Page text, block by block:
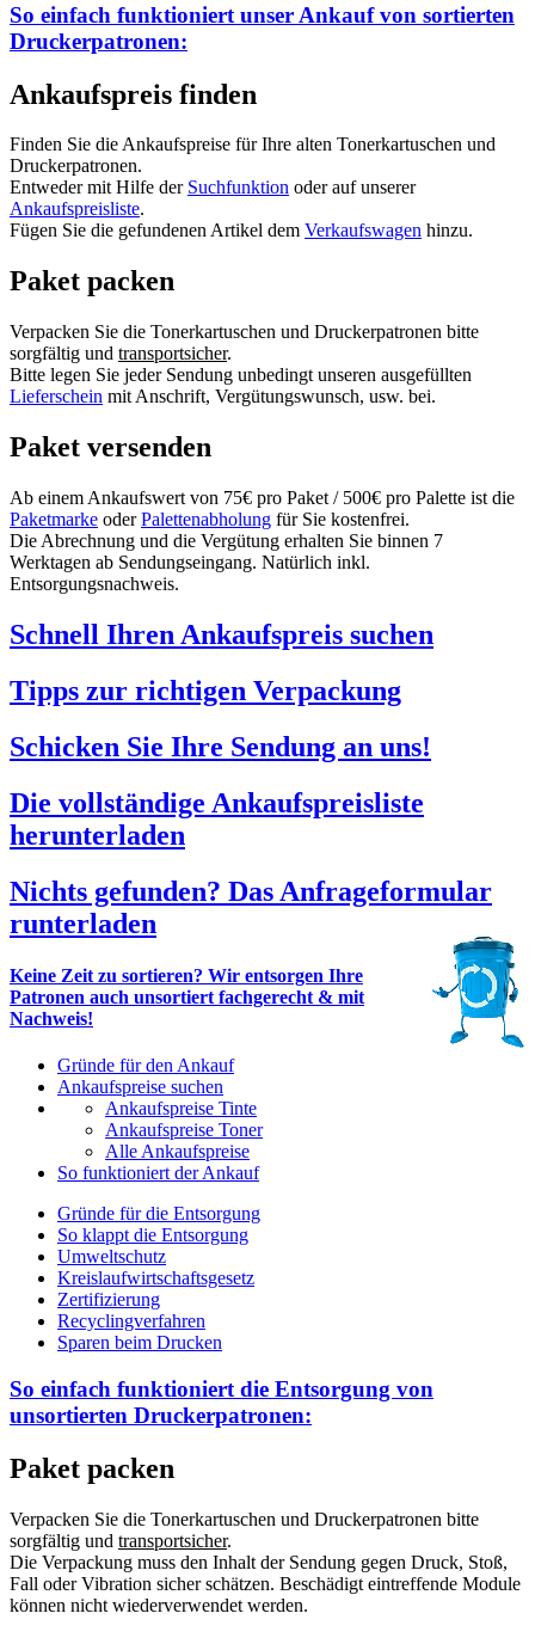
So einfach funktioniert unser Ankauf von sortierten
Druckerpatronen:
Ankaufspreis finden
Finden Sie die Ankaufspreise für Ihre alten Tonerkartuschen und
Druckerpatronen.
Entweder mit Hilfe der Suchfunktion oder auf unserer
Ankaufspreisliste.
Fügen Sie die gefundenen Artikel dem Verkaufswagen hinzu.
Paket packen
Verpacken Sie die Tonerkartuschen und Druckerpatronen bitte
sorgfältig und transportsicher.
Bitte legen Sie jeder Sendung unbedingt unseren ausgefüllten
Lieferschein mit Anschrift, Vergütungswunsch, usw. bei.
Paket versenden
Ab einem Ankaufswert von 75€ pro Paket / 500€ pro Palette ist die
Paketmarke oderPalettenabholung für Sie kostenfrei.
Die Abrechnung und die Vergütung erhalten Sie binnen 7
Werktagen ab Sendungseingang. Natürlich inkl.
Entsorgungsnachweis.
Schnell Ihren Ankaufspreis suchen
Tipps zur richtigen Verpackung
Schicken Sie Ihre Sendung an uns!
Die vollständige Ankaufspreisliste
herunterladen
Nichts gefunden? Das Anfrageformular
runterladen
Keine Zeit zu sortieren? Wir entsorgen Ihre
Patronen auch unsortiert fachgerecht & mit
Nachweis!
Gründe für den Ankauf
Ankaufspreise suchen
Ankaufspreise Tinte
Ankaufspreise Toner
Alle Ankaufspreise
So funktioniert der Ankauf
Gründe für die Entsorgung
So klappt die Entsorgung
Umweltschutz
Kreislaufwirtschaftsgesetz
Zertifizierung
Recyclingverfahren
Sparen beim Drucken
So einfach funktioniert die Entsorgung von
unsortierten Druckerpatronen:
Paket packen
Verpacken Sie die Tonerkartuschen und Druckerpatronen bitte
sorgfältig und transportsicher.
Die Verpackung muss den Inhalt der Sendung gegen Druck, Stoß,
Fall oder Vibration sicher schätzen. Beschädigt eintreffende Module
können nicht wiederverwendet werden.